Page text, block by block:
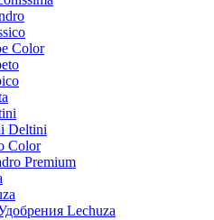
Color
Deltini
Color
Premium
Lechuza